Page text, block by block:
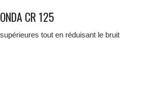
CR 125
tout en réduisant le bruit